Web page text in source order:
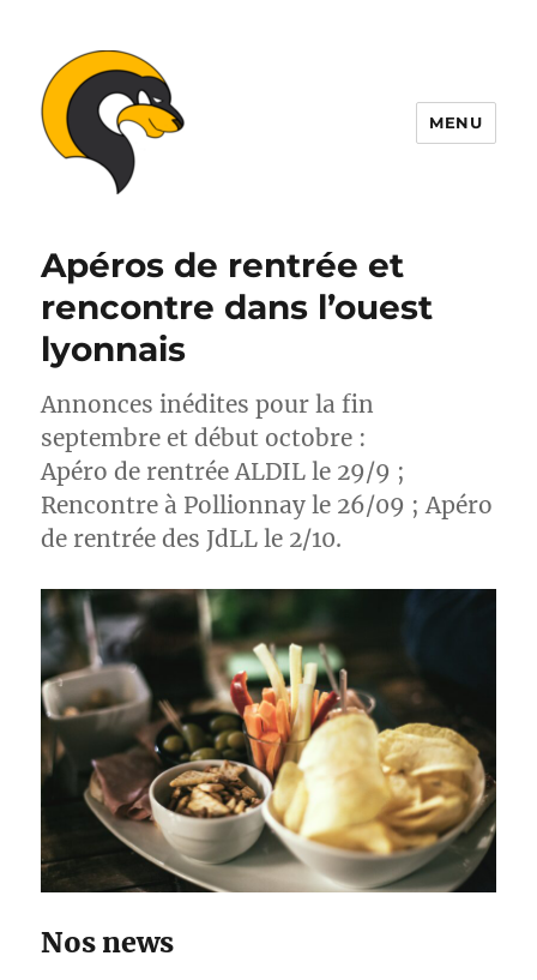
MENU
Apéros de rentrée et
rencontre dans l’ouest
lyonnais
Annonces inédites pour la fin
septembre et début octobre :
Apéro de rentrée ALDIL le 29/9 ;
Rencontre à Pollionnay le 26/09 ; Apéro
de rentrée des JdLL le 2/10.
Nos news